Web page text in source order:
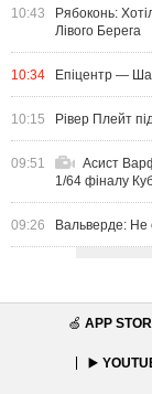
10:43
Рябоконь:
Лівого Берега
10:34 Епіцентр —
10:15 Рівер Плейт
09:51
Асист
1/64 фіналу
09:26 Вальверде: Не
🍏 APP
▶️